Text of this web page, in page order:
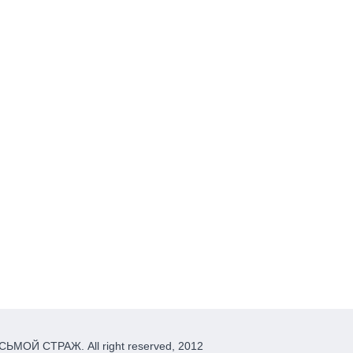
СТРАЖ. All right reserved, 2012